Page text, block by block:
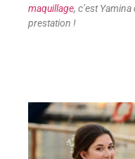
maquillage, c’est
prestation !